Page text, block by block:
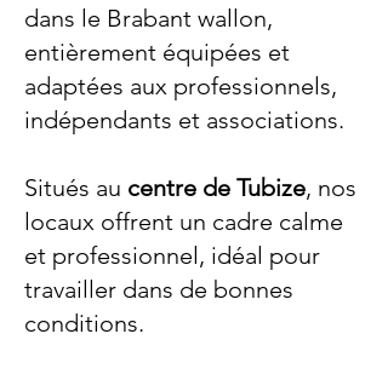
dans le Brabant wallon,
entièrement équipées et
adaptées aux professionnels,
indépendants et associations.
Situés au centre de Tubize, nos
locaux offrent un cadre calme
et professionnel, idéal pour
travailler dans de bonnes
conditions.